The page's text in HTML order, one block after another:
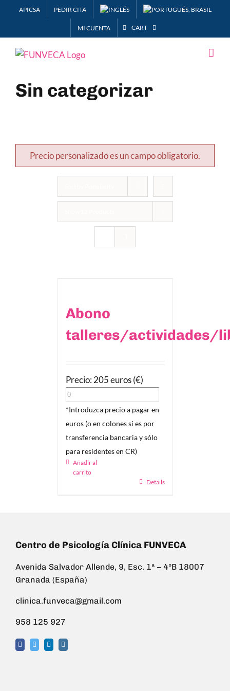
APICSA PEDIR CITA
MI CUENTA CART
Sin categorizar
Precio personalizado es un campo obligatorio.
Abono
talleres/actividades/
Precio: 205 euros (€)
*Introduzca precio a pagar en
euros (o en colones si es por
transferencia bancaria y sólo
para residentes en CR)
Añadir al
carrito
Details
Centro de Psicología Clínica FUNVECA
Avenida Salvador Allende, 9, Esc. 1ª – 4ºB 18007
Granada (España)
clinica.funveca@gmail.com
958 125 927